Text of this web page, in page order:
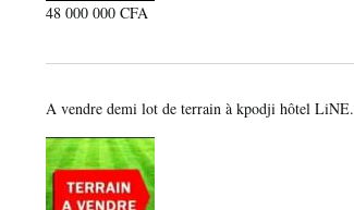
48 000 000 CFA
A vendre demi lot de terrain à kpodji hôtel LiNE.